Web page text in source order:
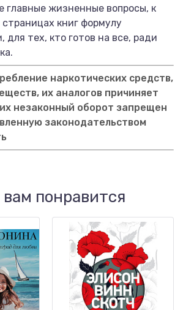
главные жизненные вопросы, к
книг формулу
для тех, кто готов на все, ради
наркотических средств,
их аналогов причиняет
незаконный оборот запрещен
законодательством
понравится